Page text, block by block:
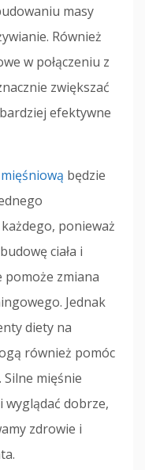
masy
Również
w połączeniu z
zwiększać
efektywne
będzie
ponieważ
ciała i
zmiana
Jednak
diety na
również pomóc
Silne mięśnie
wyglądać dobrze,
zdrowie i